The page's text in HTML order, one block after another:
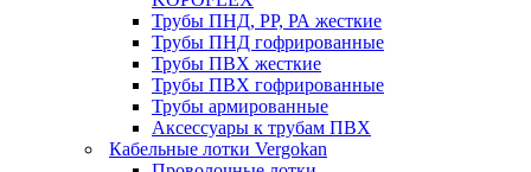
Трубы ПНД, РР, РА жесткие
Трубы ПНД гофрированные
Трубы ПВХ жесткие
Трубы ПВХ гофрированные
Трубы армированные
Аксессуары к трубам ПВХ
Кабельные лотки Vergokan